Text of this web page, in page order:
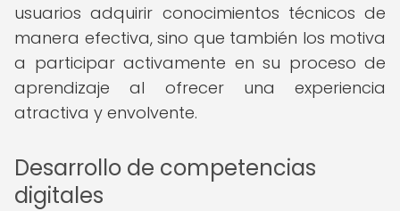
usuarios adquirir conocimientos técnicos de
manera efectiva, sino que también los motiva
a participar activamente en su proceso de
aprendizaje al ofrecer una experiencia
atractiva y envolvente.
Desarrollo de competencias
digitales